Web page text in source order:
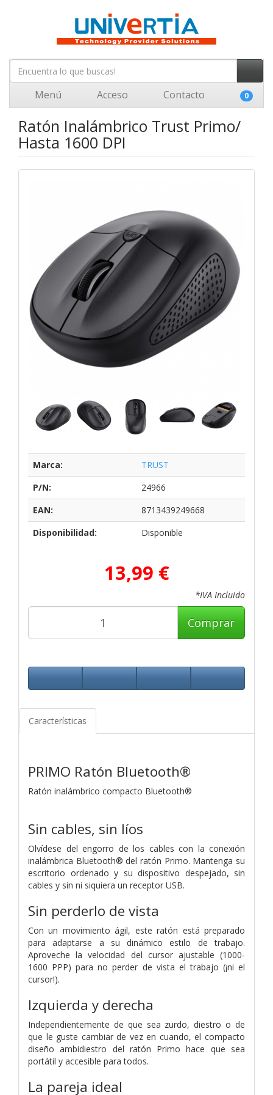
Menú Acceso Contacto 0
Ratón Inalámbrico Trust Primo/
Hasta 1600 DPI
Marca:
TRUST
P/N:
24966
EAN:
8713439249668
Disponibilidad:
Disponible
13,99 €
*IVA Incluido
Comprar
Características
PRIMO Ratón Bluetooth®
Ratón inalámbrico compacto Bluetooth®
Sin cables, sin líos
Olvídese del engorro de los cables con la conexión
inalámbrica Bluetooth® del ratón Primo. Mantenga su
escritorio ordenado y su dispositivo despejado, sin
cables y sin ni siquiera un receptor USB.
Sin perderlo de vista
Con un movimiento ágil, este ratón está preparado
para adaptarse a su dinámico estilo de trabajo.
Aproveche la velocidad del cursor ajustable (1000-
1600 PPP) para no perder de vista el trabajo (¡ni el
cursor!).
Izquierda y derecha
Independientemente de que sea zurdo, diestro o de
que le guste cambiar de vez en cuando, el compacto
diseño ambidiestro del ratón Primo hace que sea
portátil y accesible para todos.
La pareja ideal